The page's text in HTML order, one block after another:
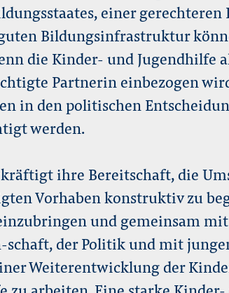
einer
Bildungsinfrastruktur
die Kinder- und Jugendhilfe
Partnerin einbezogen
in den politischen
werden.
ihre Bereitschaft, die
Vorhaben konstruktiv zu
und gemeinsam
schaft, der Politik und mit
Weiterentwicklung der